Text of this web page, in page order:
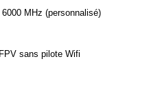
MHz (personnalisé)
sans pilote Wifi